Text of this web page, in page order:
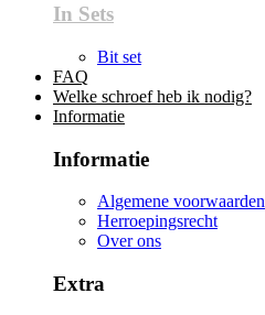
In Sets
Bit set
FAQ
Welke schroef heb ik nodig?
Informatie
Informatie
Algemene voorwaarden
Herroepingsrecht
Over ons
Extra